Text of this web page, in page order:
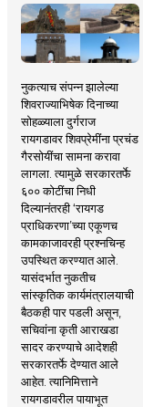
नुकत्याच संपन्न झालेल्या
शिवराज्याभिषेक दिनाच्या
सोहळ्याला दुर्गराज
रायगडावर शिवप्रेमींना प्रचंड
गैरसोयींचा सामना करावा
लागला. त्यामुळे सरकारतर्फे
६०० कोटींचा निधी
दिल्यानंतरही ‘रायगड
प्राधिकरणा’च्या एकूणच
कामकाजावरही प्रश्नचिन्ह
उपस्थित करण्यात आले.
यासंदर्भात नुकतीच
सांस्कृतिक कार्यमंत्रालयाची
बैठकही पार पडली असून,
सचिवांना कृती आराखडा
सादर करण्याचे आदेशही
सरकारतर्फे देण्यात आले
आहेत. त्यानिमित्ताने
रायगडावरील पायाभूत